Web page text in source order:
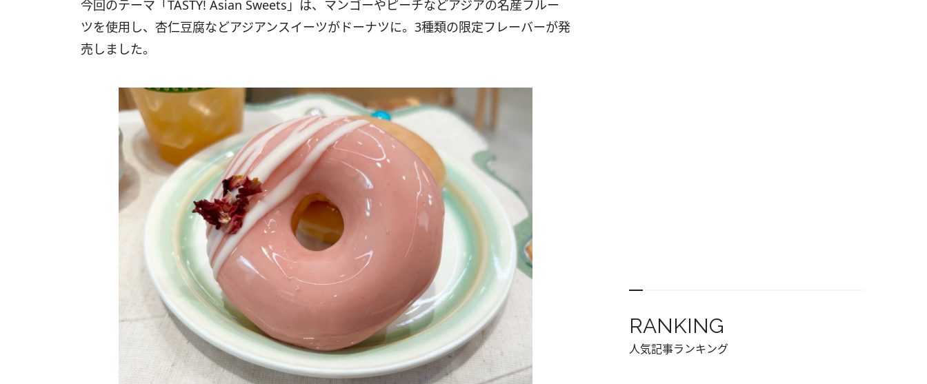
今回のテーマ「TASTY! Asian Sweets」は、マンゴーやピーチなどアジアの名産フルー
ツを使用し、杏仁豆腐などアジアンスイーツがドーナツに。3種類の限定フレーバーが発
売しました。
RANKING
人気記事ランキング